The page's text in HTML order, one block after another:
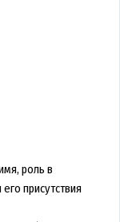
роль в
присутствия